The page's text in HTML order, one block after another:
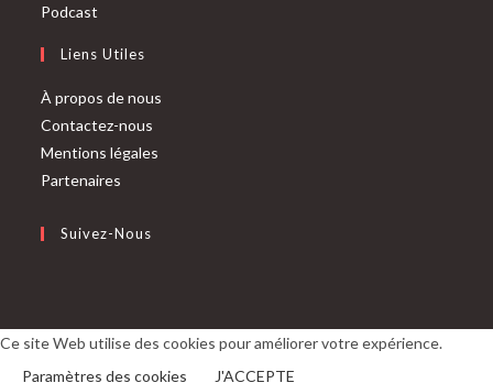
Podcast
Liens Utiles
À propos de nous
Contactez-nous
Mentions légales
Partenaires
Suivez-Nous
un
un
Ce site Web utilise des cookies pour améliorer votre expérience.
Paramètres des cookies
J'ACCEPTE